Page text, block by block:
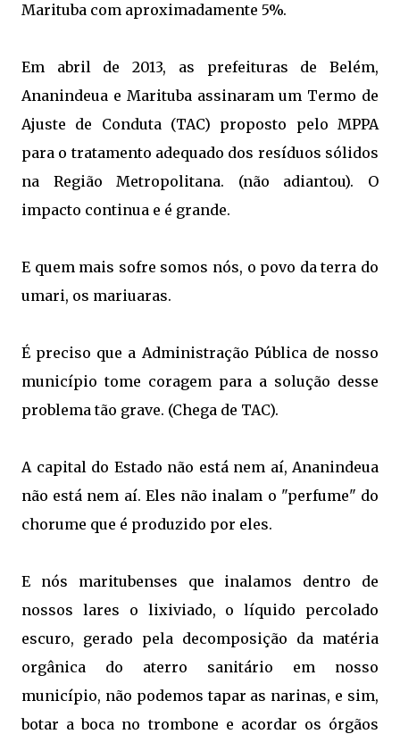
Marituba com aproximadamente 5%.
Em abril de 2013, as prefeituras de Belém,
Ananindeua e Marituba assinaram um Termo de
Ajuste de Conduta (TAC) proposto pelo MPPA
para o tratamento adequado dos resíduos sólidos
na Região Metropolitana. (não adiantou). O
impacto continua e é grande.
E quem mais sofre somos nós, o povo da terra do
umari, os mariuaras.
É preciso que a Administração Pública de nosso
município tome coragem para a solução desse
problema tão grave. (Chega de TAC).
A capital do Estado não está nem aí, Ananindeua
não está nem aí. Eles não inalam o "perfume" do
chorume que é produzido por eles.
E nós maritubenses que inalamos dentro de
nossos lares o lixiviado, o líquido percolado
escuro, gerado pela decomposição da matéria
orgânica do aterro sanitário em nosso
município, não podemos tapar as narinas, e sim,
botar a boca no trombone e acordar os órgãos